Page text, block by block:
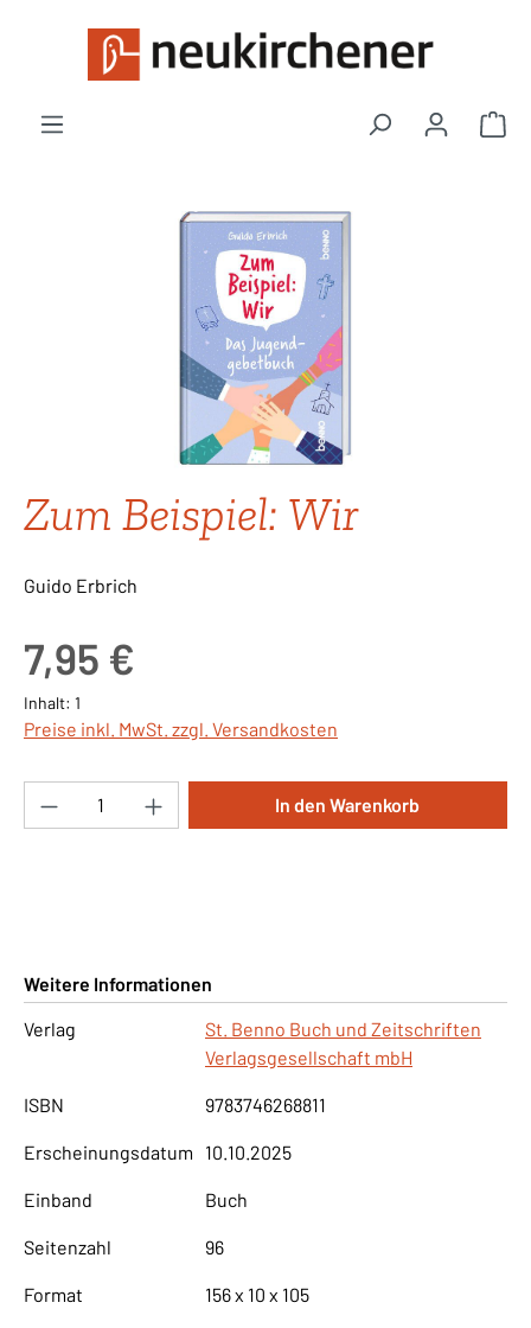
Zum Hauptinhalt springen
Bildergalerie überspringen
Zum Beispiel: Wir
Guido Erbrich
7,95 €
Inhalt: 1
Preise inkl. MwSt. zzgl. Versandkosten
Produkt Anzahl: Gib den gewünschten
In den Warenkorb
Weitere Informationen
Verlag
St. Benno Buch und Zeitschriften
Verlagsgesellschaft mbH
ISBN 9783746268811
Erscheinungsdatum 10.10.2025
Einband Buch
Seitenzahl 96
Format 156 x 10 x 105